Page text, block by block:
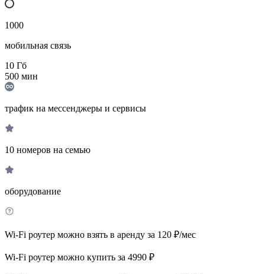
1000
мобильная связь
10 Гб
500 мин
трафик на мессенджеры и сервисы
10 номеров на семью
оборудование
Wi-Fi роутер можно взять в аренду за 120 ₽/мес
Wi-Fi роутер можно купить за 4990 ₽